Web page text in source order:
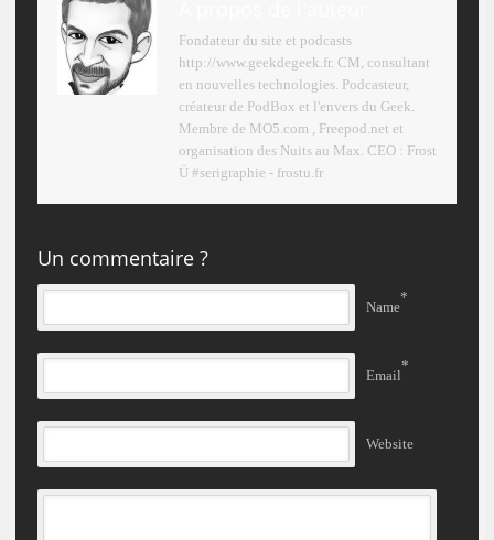
Fondateur du site et podcasts
http://www.geekdegeek.fr. CM, consultant
en nouvelles technologies. Podcasteur,
créateur de PodBox et l'envers du Geek.
Membre de MO5.com , Freepod.net et
organisation des Nuits au Max. CEO : Frost
Ü #serigraphie - frostu.fr
Un commentaire ?
Name
*
Email
*
Website